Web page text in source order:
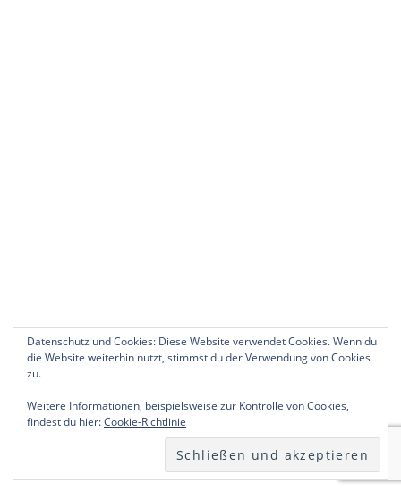
Datenschutz und Cookies: Diese Website verwendet Cookies. Wenn du
die Website weiterhin nutzt, stimmst du der Verwendung von Cookies
zu.
Weitere Informationen, beispielsweise zur Kontrolle von Cookies,
findest du hier:Cookie-Richtlinie